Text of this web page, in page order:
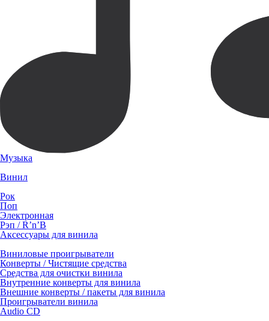
Музыка
Винил
Рок
Поп
Электронная
Рэп / R’n’B
Аксессуары для винила
Виниловые проигрыватели
Конверты / Чистящие средства
Средства для очистки винила
Внутренние конверты для винила
Внешние конверты / пакеты для винила
Проигрыватели винила
Audio CD